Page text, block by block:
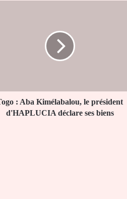
: Aba Kimélabalou, le président
d'HAPLUCIA déclare ses biens